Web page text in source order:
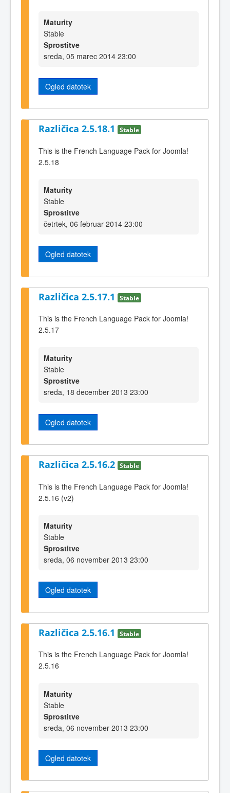
Maturity
Stable
Sprostitve
sreda, 05 marec 2014 23:00
Ogled datotek
Različica 2.5.18.1 Stable
This is the French Language Pack for Joomla!
2.5.18
Maturity
Stable
Sprostitve
četrtek, 06 februar 2014 23:00
Ogled datotek
Različica 2.5.17.1 Stable
This is the French Language Pack for Joomla!
2.5.17
Maturity
Stable
Sprostitve
sreda, 18 december 2013 23:00
Ogled datotek
Različica 2.5.16.2 Stable
This is the French Language Pack for Joomla!
2.5.16 (v2)
Maturity
Stable
Sprostitve
sreda, 06 november 2013 23:00
Ogled datotek
Različica 2.5.16.1 Stable
This is the French Language Pack for Joomla!
2.5.16
Maturity
Stable
Sprostitve
sreda, 06 november 2013 23:00
Ogled datotek